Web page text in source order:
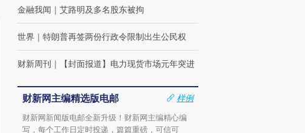
金融我闻 ｜ 艾路明及多名股东被拘
世界 ｜ 特朗普再签两份行政令限制出生公民权
财新周刊 ｜ 【封面报道】电力现货市场元年突进
财新网主编精选版电邮
样例
财新网新闻版电邮全新升级！财新网主编精心编
写，每个工作日定时投递，篇篇重磅，可信可